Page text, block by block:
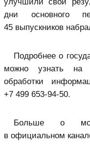
дни основного
45 выпускников
Подробнее о
можно узнать на
обработки
+7 499 653⁠-94⁠-50.
Больше о
в официальном